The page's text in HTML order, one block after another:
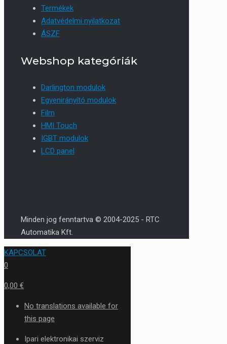
Termékek
Adatvédelmi nyilatkozat
ÁSZF
Webshop kategóriák
Darlington modulok
Egyenirányító modulok
Film
HMI Touch
IGBT modulok
LCD panel
Minden jog fenntartva © 2004-2025 - RTC
Automatika Kft.
KAPCSOLAT
0
0,00 €
No translations available for
this page
Ipari elektronikai szerviz